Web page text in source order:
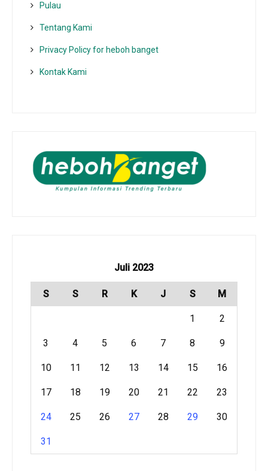
Pulau
Tentang Kami
Privacy Policy for heboh banget
Kontak Kami
Juli 2023
S S R K J S M
1 2
3 4 5 6 7 8 9
10 11 12 13 14 15 16
17 18 19 20 21 22 23
24 25 26 27 28 29 30
31